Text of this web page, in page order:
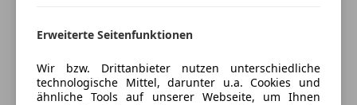
• Velours-Fußmatten
• Sonnenschutzrollos für beide hinteren
Seitenscheiben
Öffnet um 8:00
1160 Wien, AT
Erweiterte Seitenfunktionen
Wir bzw. Drittanbieter nutzen unterschiedliche
technologische Mittel, darunter u.a. Cookies und
ähnliche Tools auf unserer Webseite, um Ihnen